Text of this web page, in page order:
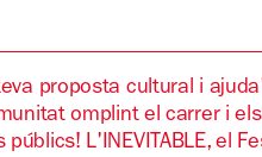
proposta cultural i
omplint el carrer i els
L'INEVITABLE, el